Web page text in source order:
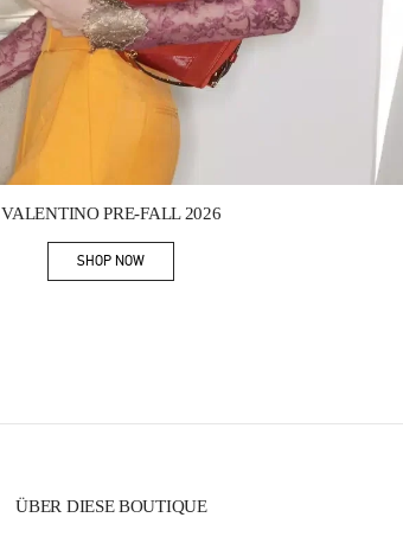
VALENTINO PRE-FALL 2026
SHOP NOWLink Opens in New Tab
ÜBER DIESE BOUTIQUE